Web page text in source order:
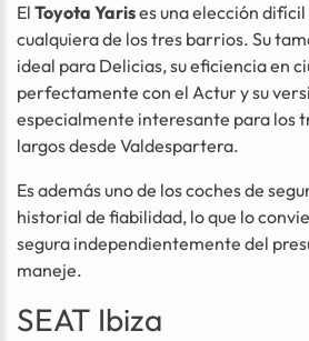
El Toyota Yarises una elección
cualquiera de los tres barrios. Su
ideal para Delicias, su eficiencia en
perfectamente con el Actur y su
especialmente interesante para los
largos desde Valdespartera.
Es además uno de los coches de
historial de fiabilidad, lo que lo
segura independientemente del
maneje.
SEAT Ibiza